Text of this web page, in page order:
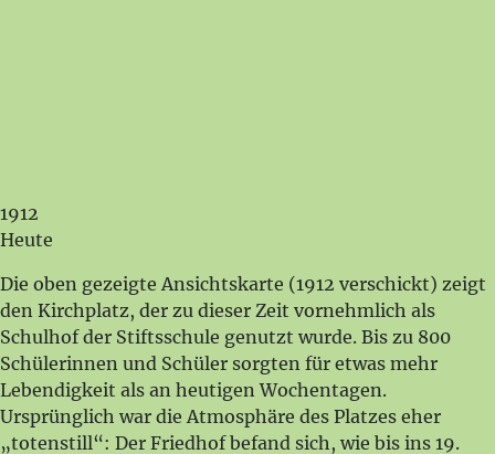
1912
Heute
Die oben gezeigte Ansichtskarte (1912 verschickt) zeigt
den Kirchplatz, der zu dieser Zeit vornehmlich als
Schulhof der Stiftsschule genutzt wurde. Bis zu 800
Schülerinnen und Schüler sorgten für etwas mehr
Lebendigkeit als an heutigen Wochentagen.
Ursprünglich war die Atmosphäre des Platzes eher
„totenstill“: Der Friedhof befand sich, wie bis ins 19.